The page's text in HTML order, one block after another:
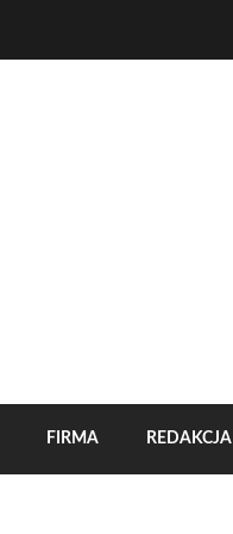
FIRMA REDAKCJA